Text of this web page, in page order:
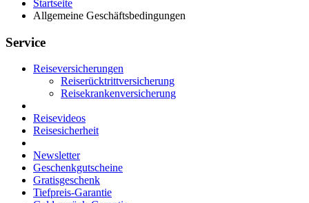
Startseite
Allgemeine Geschäftsbedingungen
Service
Reiseversicherungen
Reiserücktrittversicherung
Reisekrankenversicherung
Reisevideos
Reisesicherheit
Newsletter
Geschenkgutscheine
Gratisgeschenk
Tiefpreis-Garantie